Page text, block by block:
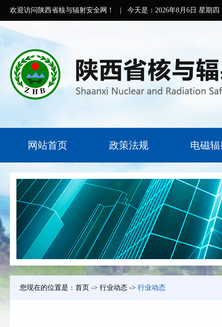
欢迎访问陕西省核与辐射安全网！ 今天是： 2026年8月6日 星期四
网站首页 政策法规 电磁
您现在的位置是： 首页 -> 行业动态 -> 行业动态